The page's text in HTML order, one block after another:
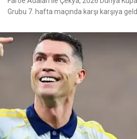
Grubu 7. hafta maçında karşı karşıya